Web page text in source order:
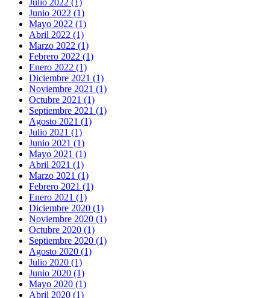
Junio 2022 (1)
Mayo 2022 (1)
Abril 2022 (1)
Marzo 2022 (1)
Febrero 2022 (1)
Enero 2022 (1)
Diciembre 2021 (1)
Noviembre 2021 (1)
Octubre 2021 (1)
Septiembre 2021 (1)
Agosto 2021 (1)
Julio 2021 (1)
Junio 2021 (1)
Mayo 2021 (1)
Abril 2021 (1)
Marzo 2021 (1)
Febrero 2021 (1)
Enero 2021 (1)
Diciembre 2020 (1)
Noviembre 2020 (1)
Octubre 2020 (1)
Septiembre 2020 (1)
Agosto 2020 (1)
Julio 2020 (1)
Junio 2020 (1)
Mayo 2020 (1)
Abril 2020 (1)